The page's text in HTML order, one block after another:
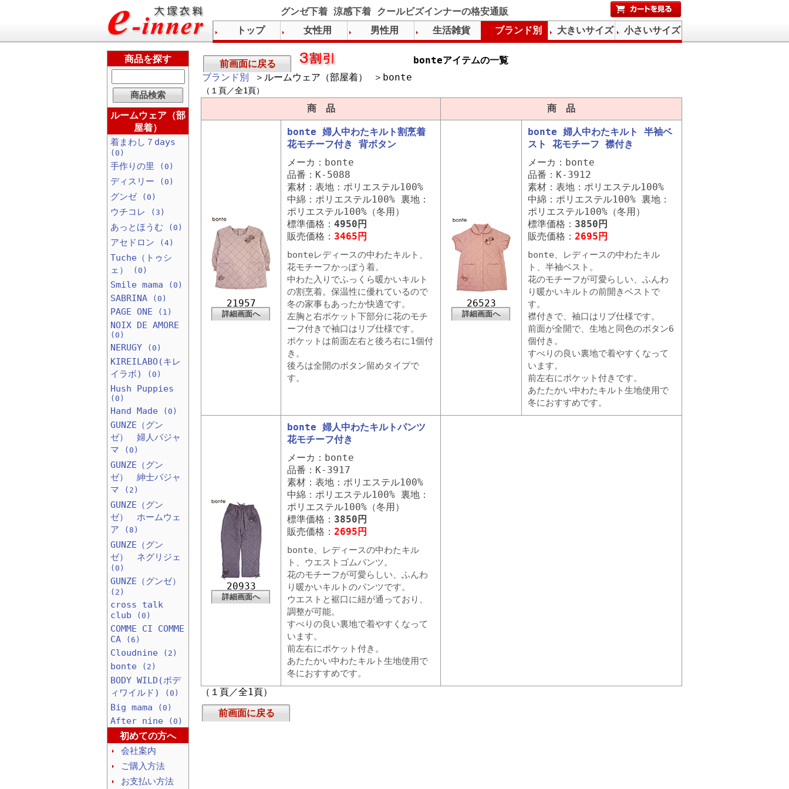
グンゼ下着 涼感下着 クールビズインナーの格安通販
前画面に戻る
bonteアイテムの一覧
ブランド別 ＞ルームウェア（部屋着） ＞bonte
（１頁／全1頁）
商 品 商 品
21957
詳細画面へ
bonte 婦人中わたキルト割烹着
花モチーフ付き 背ボタン
メーカ：bonte
品番：K-5088
素材：表地：ポリエステル100%
中綿：ポリエステル100% 裏地：
ポリエステル100%（冬用）
標準価格： 4950円
販売価格： 3465円
bonteレディースの中わたキルト、
花モチーフかっぽう着。
中わた入りでふっくら暖かいキルト
の割烹着。保温性に優れているので
冬の家事もあったか快適です。
左胸と右ポケット下部分に花のモチ
ーフ付きで袖口はリブ仕様です。
ポケットは前面左右と後ろ右に1個付
き。
後ろは全開のボタン留めタイプで
す。
26523
詳細画面へ
bonte 婦人中わたキルト 半袖ベ
スト 花モチーフ 襟付き
メーカ：bonte
品番：K-3912
素材：表地：ポリエステル100%
中綿：ポリエステル100% 裏地：
ポリエステル100%（冬用）
標準価格： 3850円
販売価格： 2695円
bonte、レディースの中わたキル
ト、半袖ベスト。
花のモチーフが可愛らしい、ふんわ
り暖かいキルトの前開きベストで
す。
襟付きで、袖口はリブ仕様です。
前面が全開で、生地と同色のボタン6
個付き。
すべりの良い裏地で着やすくなって
います。
前左右にポケット付きです。
あたたかい中わたキルト生地使用で
冬におすすめです。
20933
詳細画面へ
bonte 婦人中わたキルトパンツ
花モチーフ付き
メーカ：bonte
品番：K-3917
素材：表地：ポリエステル100%
中綿：ポリエステル100% 裏地：
ポリエステル100%（冬用）
標準価格： 3850円
販売価格： 2695円
bonte、レディースの中わたキル
ト、ウエストゴムパンツ。
花のモチーフが可愛らしい、ふんわ
り暖かいキルトのパンツです。
ウエストと裾口に紐が通っており、
調整が可能。
すべりの良い裏地で着やすくなって
います。
前左右にポケット付き。
あたたかい中わたキルト生地使用で
冬におすすめです。
（１頁／全1頁）
前画面に戻る
商品を探す
ルームウェア（部
屋着）
着まわし７days
(0)
手作りの里 (0)
ディスリー (0)
グンゼ (0)
ウチコレ (3)
あっとほうむ (0)
アセドロン (4)
Tuche（トゥシ
ェ）
(0)
Smile mama (0)
SABRINA (0)
PAGE ONE (1)
NOIX DE AMORE
(0)
NERUGY (0)
KIREILABO(キレ
イラボ)
(0)
Hush Puppies
(0)
Hand Made (0)
GUNZE（グン
ゼ） 婦人パジャ
マ
(0)
GUNZE（グン
ゼ） 紳士パジャ
マ
(2)
GUNZE（グン
ゼ） ホームウェ
ア
(8)
GUNZE（グン
ゼ） ネグリジェ
(0)
GUNZE（グンゼ）
(2)
cross talk
club
(0)
COMME CI COMME
CA
(6)
Cloudnine (2)
bonte (2)
BODY WILD(ボデ
ィワイルド)
(0)
Big mama (0)
After nine (0)
初めての方へ
会社案内
ご購入方法
お支払い方法
トップ 女性用 男性用 生活雑貨 ブランド別 大きいサイズ 小さいサイズ